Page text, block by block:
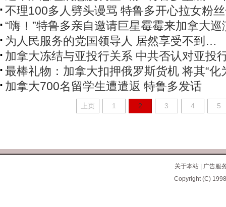
不理100多人劈头谩骂 特鲁多开心拉女粉
“嗨！”特鲁多亲自邀请巨星霉霉来加拿大巡
为人民服务的党国领导人 居然享受不到…
加拿大冻结与亚投行关系 中共否认对亚投
最棒礼物：加拿大扣押俄罗斯货机 将其“化
加拿大700名留学生遭遣返 特鲁多发话
上页 1 2 3 4 5
关于本站|
广告服
Copyright (C)